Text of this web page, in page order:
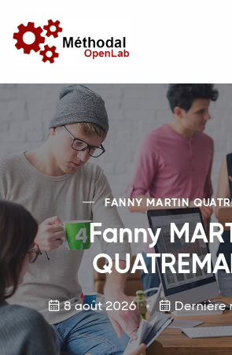
FANNYMARTIN
Fanny
8 août 2026 Dernière